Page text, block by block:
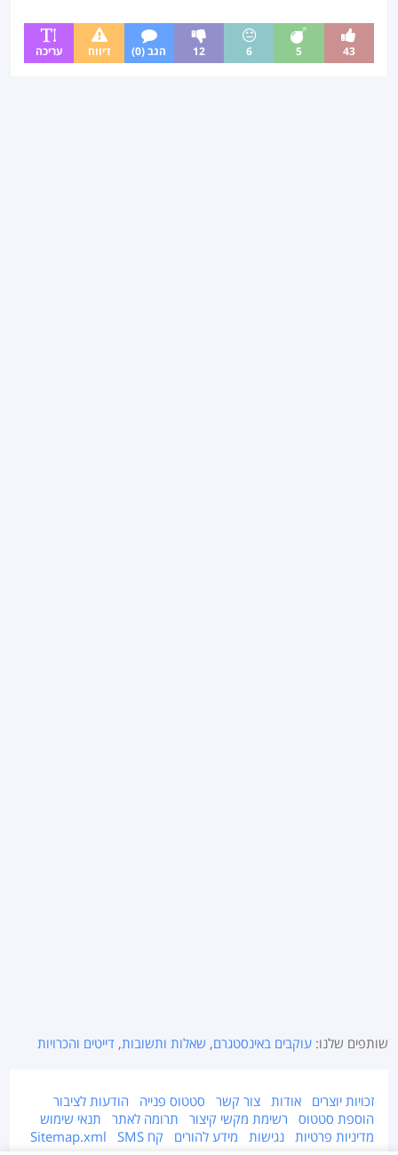
43
5
6
12 הגב (0) דיווח עריכה
שותפים שלנו:עוקבים באינסטגרם, שאלות ותשובות, דייטים והכרויות
זכויות יוצרים אודות צור קשר סטטוס פנייה
הודעות לציבור
הוספת סטטוס
רשימת מקשי קיצור תרומה לאתר
תנאי שימוש
מדיניות פרטיות
נגישות מידע להורים קח SMS Sitemap.xml